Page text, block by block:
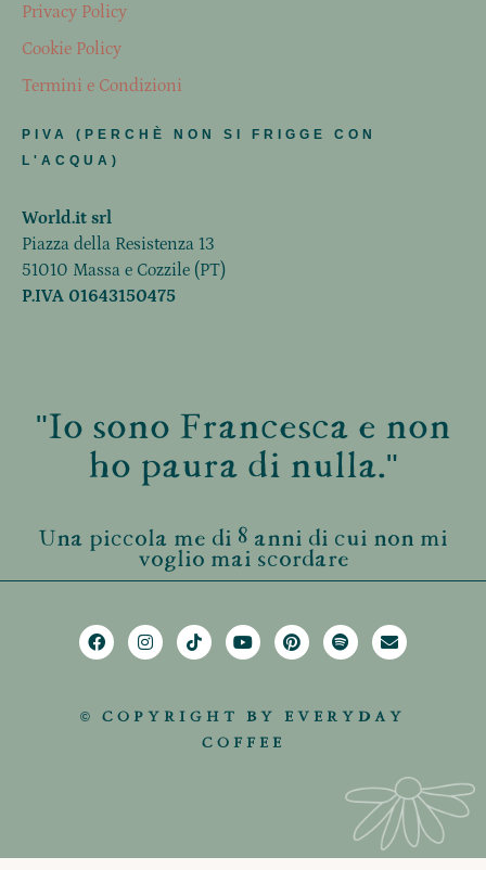
Privacy Policy
Cookie Policy
Termini e Condizioni
PIVA (PERCHÈ NON SI FRIGGE CON
L'ACQUA)
World.it srl
Piazza della Resistenza 13
51010 Massa e Cozzile (PT)
P.IVA 01643150475
"Io sono Francesca e non
ho paura di nulla."
Una piccola me di 8 anni di cui non mi
voglio mai scordare
© COPYRIGHT BY EVERYDAY
COFFEE